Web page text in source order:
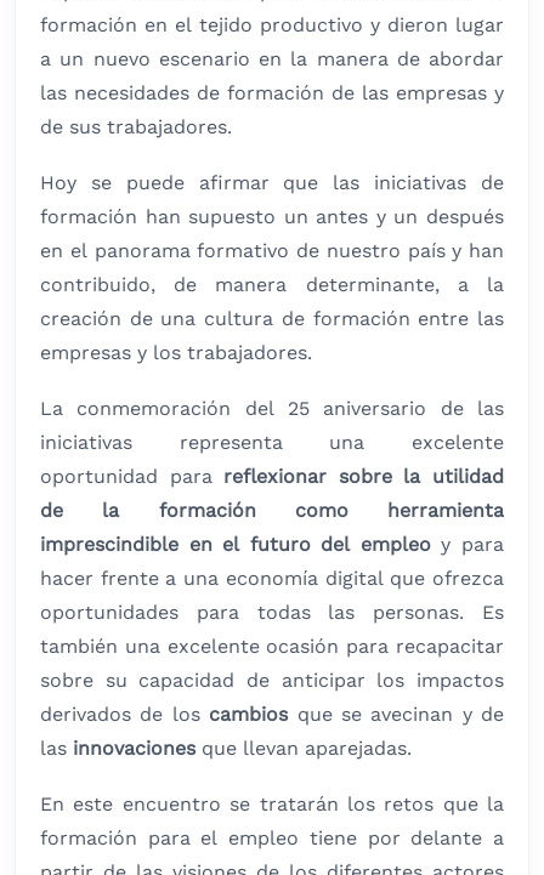
formación en el tejido productivo y dieron lugar
a un nuevo escenario en la manera de abordar
las necesidades de formación de las empresas y
de sus trabajadores.
Hoy se puede afirmar que las iniciativas de
formación han supuesto un antes y un después
en el panorama formativo de nuestro país y han
contribuido, de manera determinante, a la
creación de una cultura de formación entre las
empresas y los trabajadores.
La conmemoración del 25 aniversario de las
iniciativas representa una excelente
oportunidad para reflexionar sobre la utilidad
de la formación como herramienta
imprescindible en el futuro del empleoy para
hacer frente a una economía digital que ofrezca
oportunidades para todas las personas. Es
también una excelente ocasión para recapacitar
sobre su capacidad de anticipar los impactos
derivados de los cambiosque se avecinan y de
las innovacionesque llevan aparejadas.
En este encuentro se tratarán los retos que la
formación para el empleo tiene por delante a